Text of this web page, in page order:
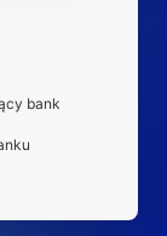
bank